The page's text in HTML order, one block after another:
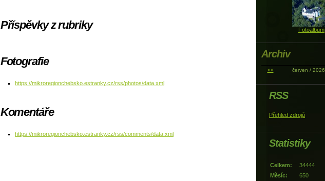
Příspěvky z rubriky
Fotografie
https://mikroregionchebsko.estranky.cz/rss/photos/data.xml
Komentáře
https://mikroregionchebsko.estranky.cz/rss/comments/data.xml
Fotoalbum
Archiv
<< červen / 2026
RSS
Přehled zdrojů
Statistiky
Celkem:
34444
Měsíc:
650